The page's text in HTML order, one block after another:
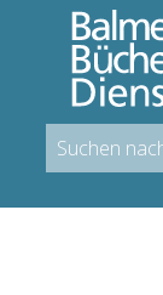
springen